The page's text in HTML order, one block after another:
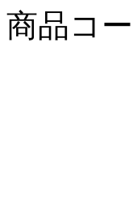
商品コ